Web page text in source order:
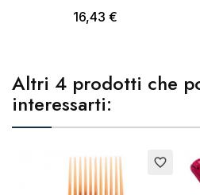
16,43 €
Altri 4 prodotti che
interessarti:
favorite_border